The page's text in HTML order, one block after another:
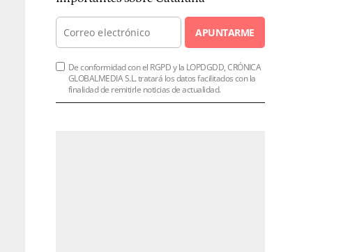
APUNTARME
De conformidad con el RGPD y la LOPDGDD, CRÓNICA
GLOBALMEDIA S.L. tratará los datos facilitados con la
finalidad de remitirle noticias de actualidad.